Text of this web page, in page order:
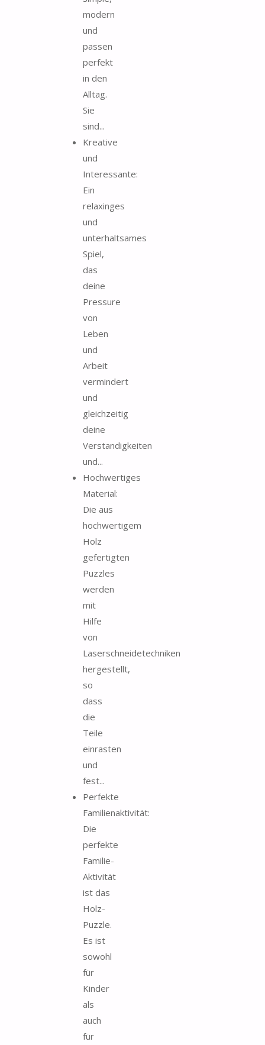
modern
und
passen
perfekt
in den
Alltag.
Sie
sind...
Kreative
und
Interessante:
Ein
relaxinges
und
unterhaltsames
Spiel,
das
deine
Pressure
von
Leben
und
Arbeit
vermindert
und
gleichzeitig
deine
Verstandigkeiten
und...
Hochwertiges
Material:
Die aus
hochwertigem
Holz
gefertigten
Puzzles
werden
mit
Hilfe
von
Laserschneidetechniken
hergestellt,
so
dass
die
Teile
einrasten
und
fest...
Perfekte
Familienaktivität:
Die
perfekte
Familie-
Aktivität
ist das
Holz-
Puzzle.
Es ist
sowohl
für
Kinder
als
auch
für